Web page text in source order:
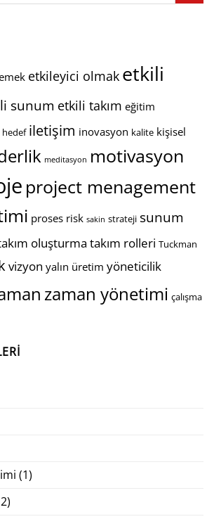
etkileyici olmak etkili
sunum etkili takım eğitim
hedef iletişim inovasyon kalite kişisel
meditasyon motivasyon
project menagement
proses risk sakin strateji sunum
oluşturma takım rolleri Tuckman
vizyon yalın üretim yöneticilik
zaman yönetimi çalışma
(1)